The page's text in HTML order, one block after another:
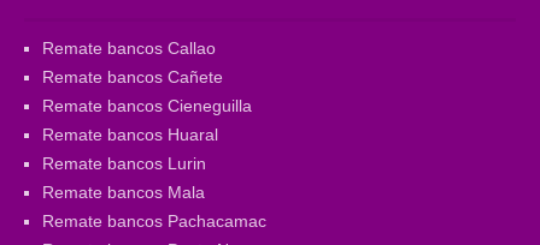
Remate bancos Callao
Remate bancos Cañete
Remate bancos Cieneguilla
Remate bancos Huaral
Remate bancos Lurin
Remate bancos Mala
Remate bancos Pachacamac